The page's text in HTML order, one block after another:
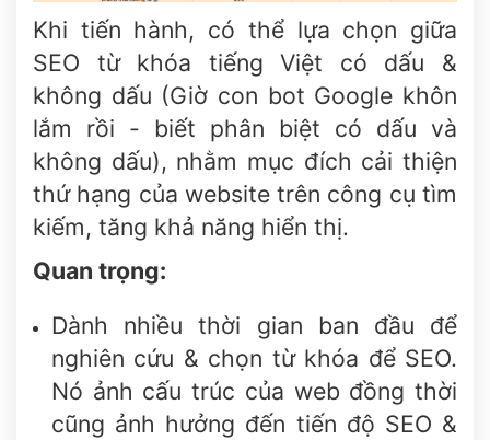
Khi tiến hành, có thể lựa chọn giữa
SEO từ khóa tiếng Việt có dấu &
không dấu (Giờ con bot Google khôn
lắm rồi - biết phân biệt có dấu và
không dấu), nhằm mục đích cải thiện
thứ hạng của website trên công cụ tìm
kiếm, tăng khả năng hiển thị.
Quan trọng:
Dành nhiều thời gian ban đầu để
nghiên cứu & chọn từ khóa để SEO.
Nó ảnh cấu trúc của web đồng thời
cũng ảnh hưởng đến tiến độ SEO &